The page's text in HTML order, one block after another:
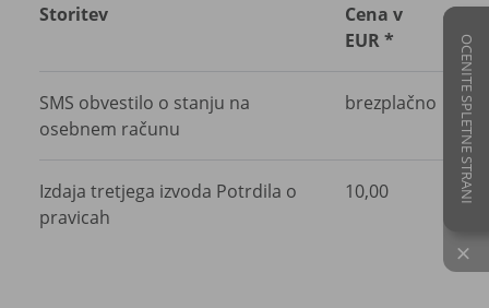
Storitev
Cena v
EUR *
SMS obvestilo o stanju na
osebnem računu
brezplačno
Izdaja tretjega izvoda Potrdila o
pravicah
10,00
×
OCENITE SPLETNE STRANI